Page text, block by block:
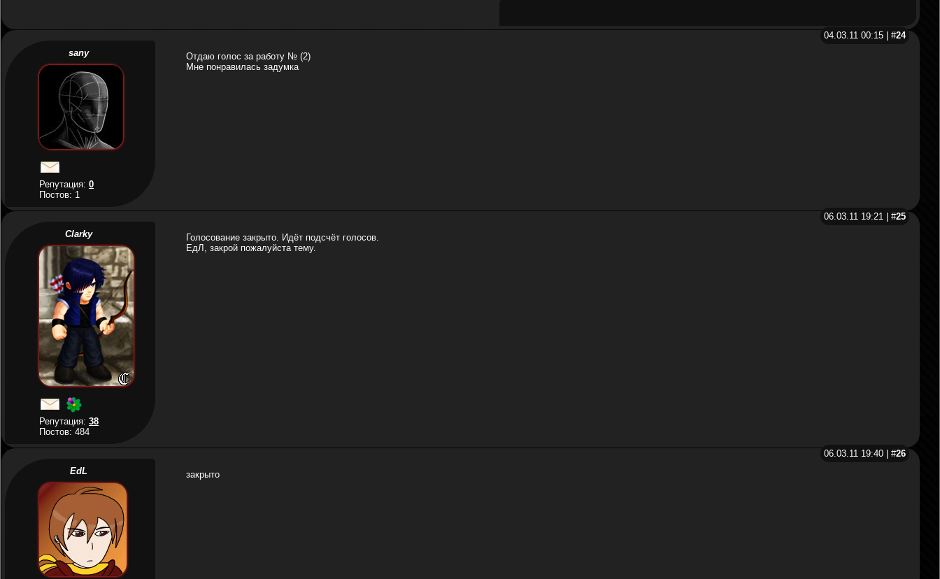
04.03.11 00:15 | #24
sany
Репутация:0
Постов: 1
Отдаю голос за работу № (2)
Мне понравилась задумка
06.03.11 19:21 | #25
Clarky
Репутация:38
Постов: 484
Голосование закрыто. Идёт подсчёт голосов.
ЕдЛ, закрой пожалуйста тему.
06.03.11 19:40 | #26
EdL
закрыто